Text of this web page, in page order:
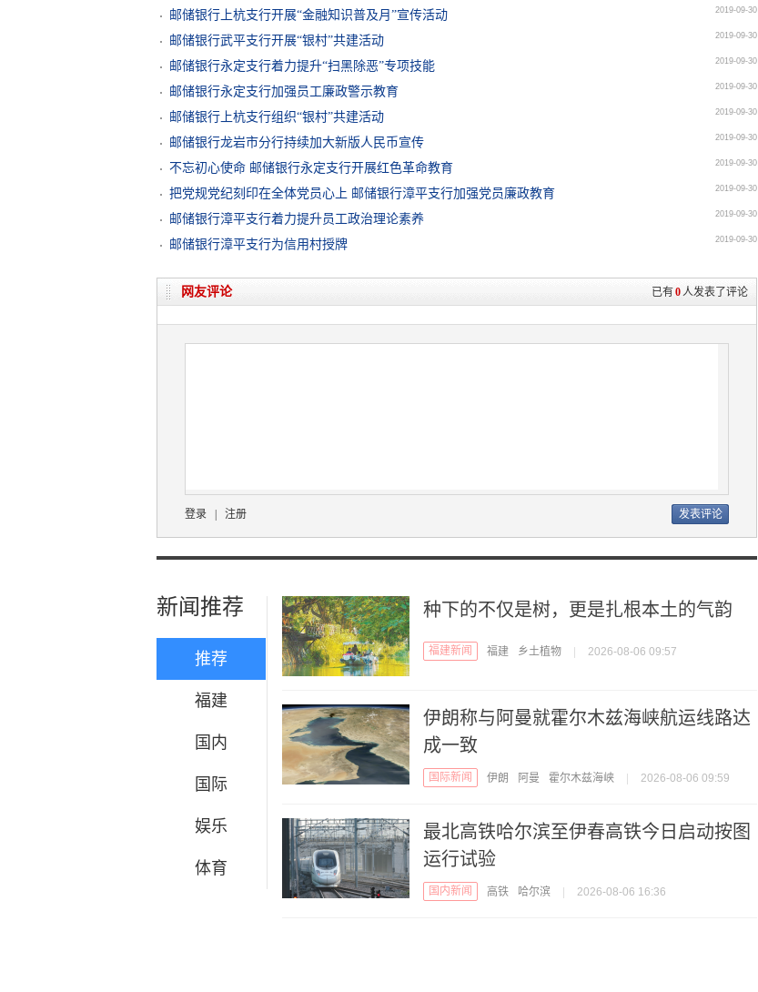
邮储银行上杭支行开展“金融知识普及月”宣传活动
2019-09-30
邮储银行武平支行开展“银村”共建活动 2019-09-30
邮储银行永定支行着力提升“扫黑除恶”专项技能 2019-09-30
邮储银行永定支行加强员工廉政警示教育 2019-09-30
邮储银行上杭支行组织“银村”共建活动 2019-09-30
邮储银行龙岩市分行持续加大新版人民币宣传 2019-09-30
不忘初心使命 邮储银行永定支行开展红色革命教育 2019-09-30
把党规党纪刻印在全体党员心上 邮储银行漳平支行加强党员廉政教育 2019-09-30
邮储银行漳平支行着力提升员工政治理论素养 2019-09-30
邮储银行漳平支行为信用村授牌 2019-09-30
已有0人发表了评论
网友评论
登录 注册
新闻推荐
推荐
福建
国内
国际
娱乐
体育
种下的不仅是树，更是扎根本土的气韵
福建新闻 福建 乡土植物 2026-08-06 09:57
伊朗称与阿曼就霍尔木兹海峡航运线路达
成一致
国际新闻 伊朗 阿曼 霍尔木兹海峡 2026-08-06 09:59
最北高铁哈尔滨至伊春高铁今日启动按图
运行试验
国内新闻 高铁 哈尔滨 2026-08-06 16:36